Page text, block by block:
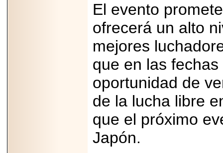
El evento
ofrecerá un alto
mejores
que en las
oportunidad de
de la lucha libre
que el próximo
Japón.